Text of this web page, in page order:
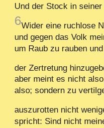
Und der Stock in
6Wider eine ruchlose
und gegen das Volk
um Raub zu rauben
der Zertretung
aber meint es nicht
also; sondern zu
auszurotten nicht
spricht: Sind nicht